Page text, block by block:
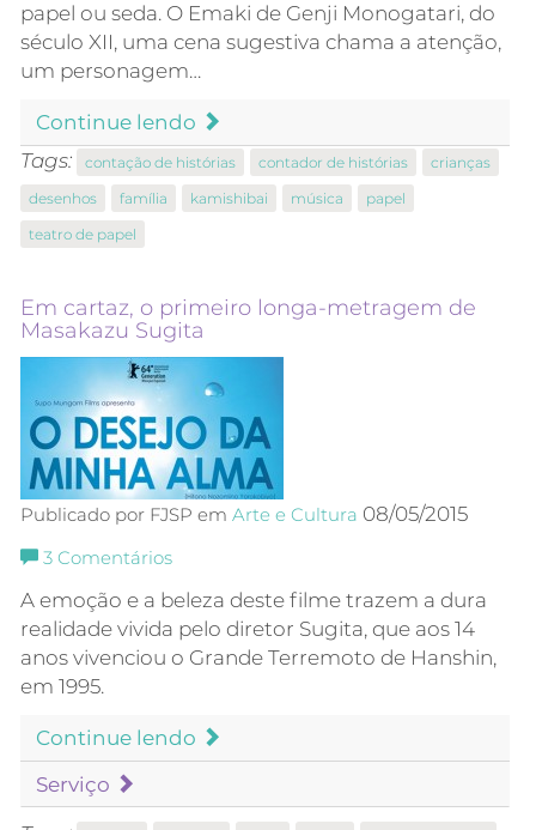
papel ou seda. O Emaki de Genji Monogatari, do
século XII, uma cena sugestiva chama a atenção,
um personagem…
Continue lendo
Tags:
contação de histórias contador de histórias
crianças
desenhos
família kamishibai música
papel
teatro de papel
Em cartaz, o primeiro longa-metragem de
Masakazu Sugita
Publicado por FJSP em Arte e Cultura 08/05/2015
3 Comentários
A emoção e a beleza deste filme trazem a dura
realidade vivida pelo diretor Sugita, que aos 14
anos vivenciou o Grande Terremoto de Hanshin,
em 1995.
Continue lendo
Serviço